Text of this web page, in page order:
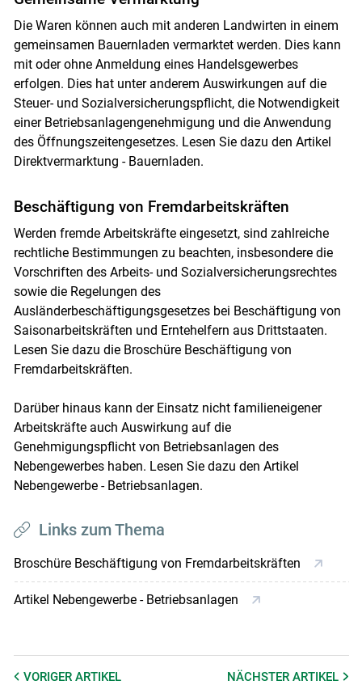
Die Waren können auch mit anderen Landwirten in einem
gemeinsamen Bauernladen vermarktet werden. Dies kann
mit oder ohne Anmeldung eines Handelsgewerbes
erfolgen. Dies hat unter anderem Auswirkungen auf die
Steuer- und Sozialversicherungspflicht, die Notwendigkeit
einer Betriebsanlagengenehmigung und die Anwendung
des Öffnungszeitengesetzes. Lesen Sie dazu den Artikel
Direktvermarktung - Bauernladen.
Beschäftigung von Fremdarbeitskräften
Werden fremde Arbeitskräfte eingesetzt, sind zahlreiche
rechtliche Bestimmungen zu beachten, insbesondere die
Vorschriften des Arbeits- und Sozialversicherungsrechtes
sowie die Regelungen des
Ausländerbeschäftigungsgesetzes bei Beschäftigung von
Saisonarbeitskräften und Erntehelfern aus Drittstaaten.
Lesen Sie dazu die Broschüre Beschäftigung von
Fremdarbeitskräften.
Darüber hinaus kann der Einsatz nicht familieneigener
Arbeitskräfte auch Auswirkung auf die
Genehmigungspflicht von Betriebsanlagen des
Nebengewerbes haben. Lesen Sie dazu den Artikel
Nebengewerbe - Betriebsanlagen.
Links zum Thema
Broschüre Beschäftigung von Fremdarbeitskräften
Artikel Nebengewerbe - Betriebsanlagen
VORIGER ARTIKEL NÄCHSTERARTIKEL